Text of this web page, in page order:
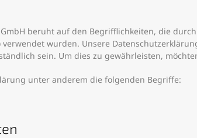
beruht auf den Begrifflichkeiten, die
verwendet wurden. Unsere
sein. Um dies zu gewährleisten,
unter anderem die folgenden Begriffe: